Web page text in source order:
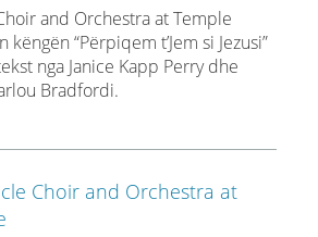
and Orchestra at Temple
“Përpiqem t’Jem si Jezusi”
nga Janice Kapp Perry dhe
Bradfordi.